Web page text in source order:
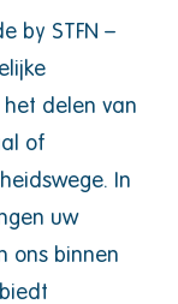
by STFN –
delen van
of
In
uw
ons binnen